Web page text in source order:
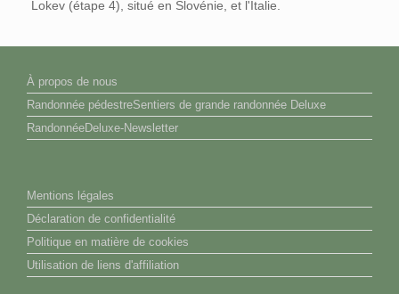
Lokev (étape 4), situé en Slovénie, et l'Italie.
À propos de nous
Randonnée pédestreSentiers de grande randonnée Deluxe
RandonnéeDeluxe-Newsletter
Mentions légales
Déclaration de confidentialité
Politique en matière de cookies
Utilisation de liens d'affiliation